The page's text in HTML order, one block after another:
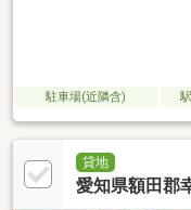
駐車場(近隣含)
貸地
愛知県額田郡